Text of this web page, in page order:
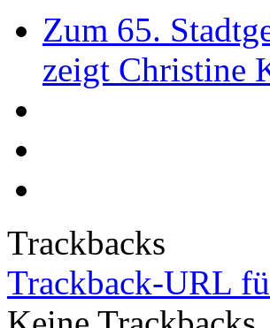
Zum 65.
zeigt Christine
Trackbacks
Trackback-URL